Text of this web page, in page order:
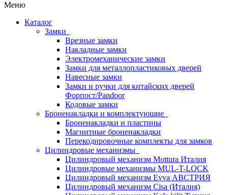
Меню
Каталог
Замки
Врезные замки
Накладные замки
Электромеханические замки
Замки для металлопластиковых дверей
Навесные замки
Замки и ручки для китайских дверей
Форпост/Раndoor
Кодовые замки
Броненакладки и комплектующие
Броненакладки и пластины
Магнитные броненакладки
Перекодировочные комплекты для замков
Цилиндровые механизмы
Цилиндровый механизм Mottura Италия
Цилиндровые механизмы MUL-T-LOCK
Цилиндровый механизм Evva АВСТРИЯ
Цилиндровый механизм Cisa (Италия)